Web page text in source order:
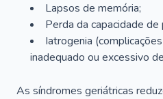
Lapsos de memória;
Perda da capacidade
Iatrogenia
inadequado ou excessivo
As síndromes geriátricas